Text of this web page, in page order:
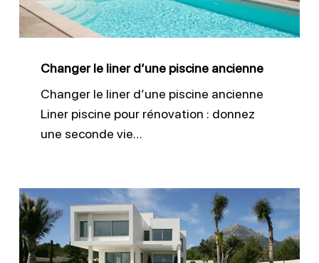
ancienne
Changer le liner d’une piscine ancienne
Changer le liner d’une piscine ancienne
Liner piscine pour rénovation : donnez
une seconde vie…
Liner
150/100
pour